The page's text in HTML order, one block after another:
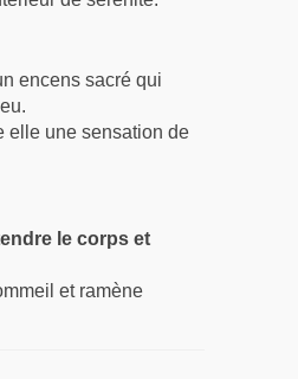
encens sacré qui
elle une sensation de
le corps et
et ramène